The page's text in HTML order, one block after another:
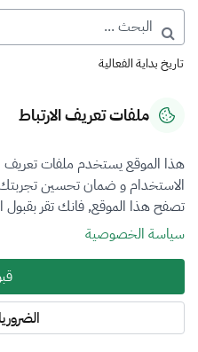
تاريخ بداية الفعالية
نوع الفعالية
معرض
ملفات تعريف الارتباط
هذا الموقع يستخدم ملفات تعريف
الاستخدام و ضمان تحسين تجربتك
تصفح هذا الموقع, فانك تقر بقبول
سياسة الخصوصية